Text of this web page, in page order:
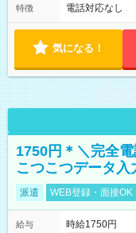
特徴 電話対応なし
気になる！
1750円＊＼完全
こつこつデータ入
派遣 WEB登録・面接OK
給与
時給1750円